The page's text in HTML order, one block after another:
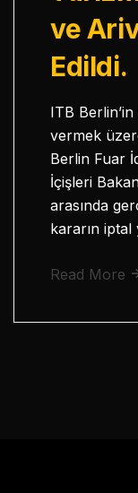
ve
Edildi.
ITB Berlin’in
vermek
Berlin Fuar
İçişleri
arasında
kararın iptal
Read More